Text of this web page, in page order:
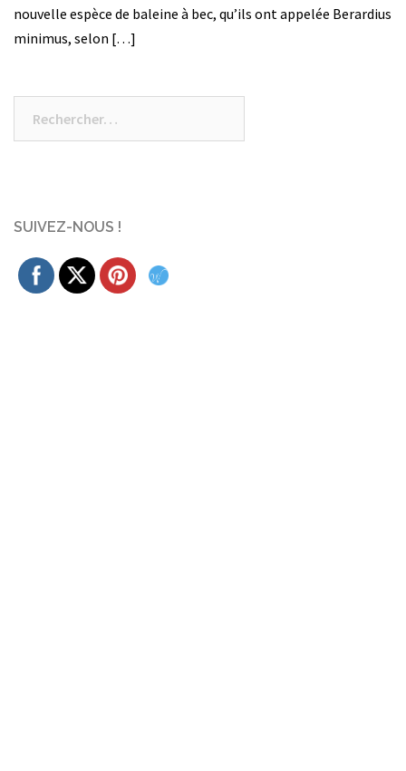
nouvelle espèce de baleine à bec, qu’ils ont appelée Berardius
minimus, selon […]
SUIVEZ-NOUS !